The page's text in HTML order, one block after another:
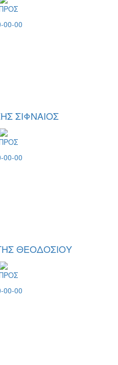
00-00
ΣΙΦΝΑΙΟΣ
00-00
ΘΕΟΔΟΣΙΟΥ
00-00